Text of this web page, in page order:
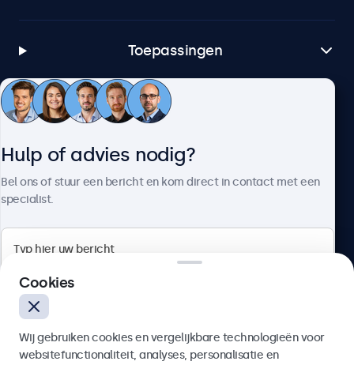
Toepassingen
Klantenservice
4.8/5 door 5000+ bedrijven
Hulp of advies nodig?
Bel ons of stuur een bericht en kom direct in contact met een
specialist.
Cookies
Wij gebruiken cookies en vergelijkbare technologieën voor
websitefunctionaliteit, analyses, personalisatie en